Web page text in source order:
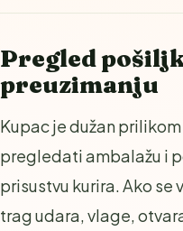
Pregled
preuzimanju
Kupac je dužan
pregledati ambalažu i
prisustvu kurira. Ako
trag udara, vlage,